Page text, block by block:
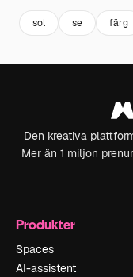
sol se färg
Den kreativa
Mer än 1 miljon
Produkter
Spaces
AI-assistent